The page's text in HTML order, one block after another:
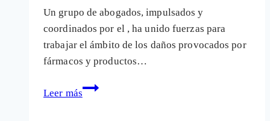
Un grupo de abogados, impulsados y
coordinados por el , ha unido fuerzas para
trabajar el ámbito de los daños provocados por
fármacos y productos…
Leer más
Asomedic